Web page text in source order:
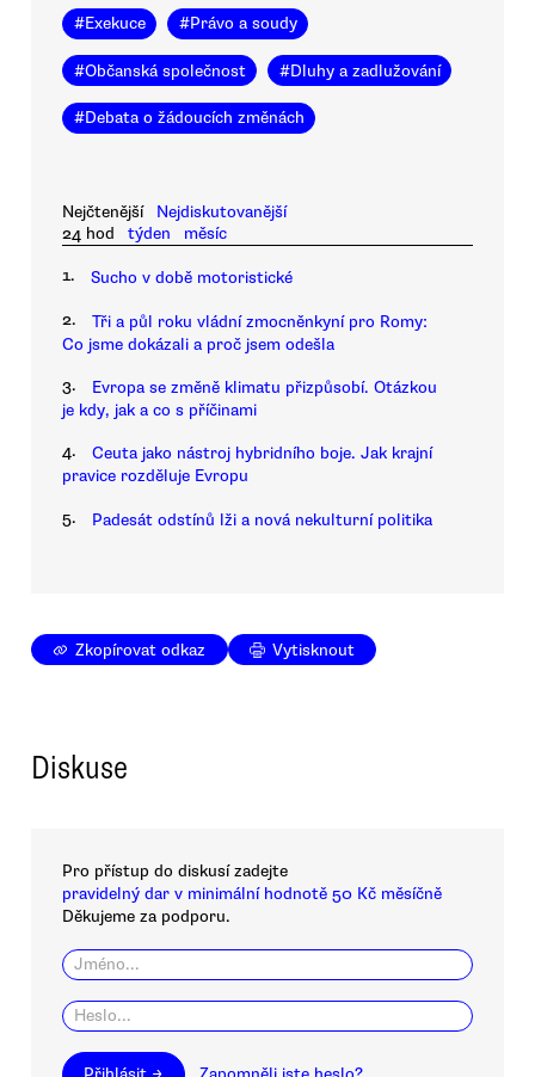
#Exekuce #Právo a soudy
#Občanská společnost #Dluhy a zadlužování
#Debata o žádoucích změnách
Nejčtenější
Nejdiskutovanější
24 hod
týden měsíc
1. Sucho v době motoristické
2.
Tři a půl roku vládní zmocněnkyní pro Romy:
Co jsme dokázali a proč jsem odešla
3.
Evropa se změně klimatu přizpůsobí. Otázkou
je kdy, jak a co s příčinami
4.
Ceuta jako nástroj hybridního boje. Jak krajní
pravice rozděluje Evropu
5. Padesát odstínů lži a nová nekulturní politika
Zkopírovat odkaz Vytisknout
Diskuse
Pro přístup do diskusí zadejte
pravidelný dar v minimální hodnotě 50 Kč měsíčně
Děkujeme za podporu.